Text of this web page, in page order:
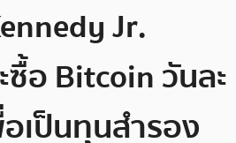
Jr.
ซื้อ Bitcoin วันละ
เป็นทุนสำรอง